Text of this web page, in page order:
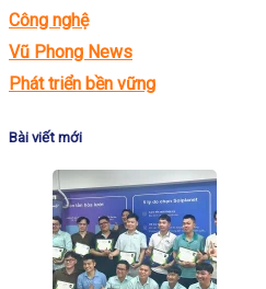
Công nghệ
Vũ Phong News
Phát triển bền vững
Bài viết mới